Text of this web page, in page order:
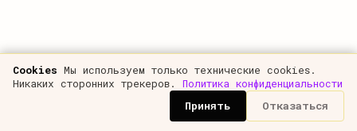
Подпишись на Telegram-канали YouTube, чтобы не
пропустить новые статьи
Cookies Мы используем только технические cookies.
Никаких сторонних трекеров. Политика конфиденциальности
Принять Отказаться